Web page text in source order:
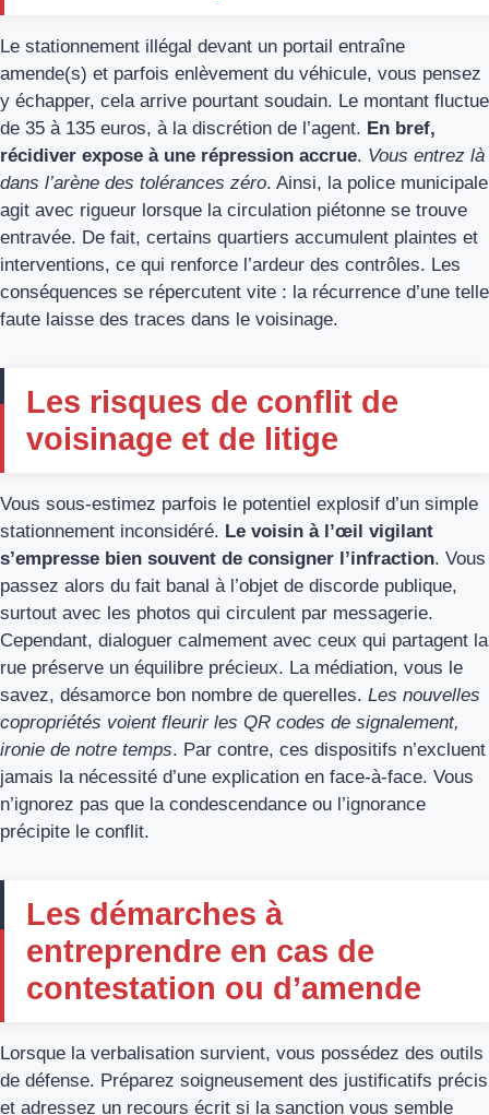
Le stationnement illégal devant un portail entraîne
amende(s) et parfois enlèvement du véhicule, vous pensez
y échapper, cela arrive pourtant soudain. Le montant fluctue
de 35 à 135 euros, à la discrétion de l’agent. En bref,
récidiver expose à une répression accrue. Vous entrez là
dans l’arène des tolérances zéro. Ainsi, la police municipale
agit avec rigueur lorsque la circulation piétonne se trouve
entravée. De fait, certains quartiers accumulent plaintes et
interventions, ce qui renforce l’ardeur des contrôles. Les
conséquences se répercutent vite : la récurrence d’une telle
faute laisse des traces dans le voisinage.
Les risques de conflit de
voisinage et de litige
Vous sous-estimez parfois le potentiel explosif d’un simple
stationnement inconsidéré. Le voisin à l’œil vigilant
s’empresse bien souvent de consigner l’infraction. Vous
passez alors du fait banal à l’objet de discorde publique,
surtout avec les photos qui circulent par messagerie.
Cependant, dialoguer calmement avec ceux qui partagent la
rue préserve un équilibre précieux. La médiation, vous le
savez, désamorce bon nombre de querelles. Les nouvelles
copropriétés voient fleurir les QR codes de signalement,
ironie de notre temps. Par contre, ces dispositifs n’excluent
jamais la nécessité d’une explication en face-à-face. Vous
n’ignorez pas que la condescendance ou l’ignorance
précipite le conflit.
Les démarches à
entreprendre en cas de
contestation ou d’amende
Lorsque la verbalisation survient, vous possédez des outils
de défense. Préparez soigneusement des justificatifs précis
et adressez un recours écrit si la sanction vous semble